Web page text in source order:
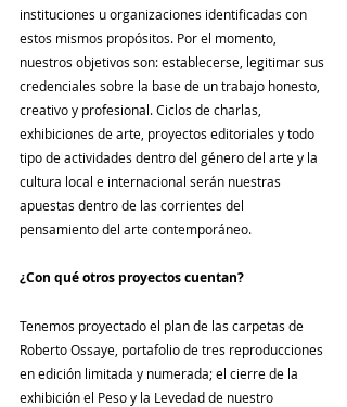
instituciones u organizaciones identificadas con
estos mismos propósitos. Por el momento,
nuestros objetivos son: establecerse, legitimar sus
credenciales sobre la base de un trabajo honesto,
creativo y profesional. Ciclos de charlas,
exhibiciones de arte, proyectos editoriales y todo
tipo de actividades dentro del género del arte y la
cultura local e internacional serán nuestras
apuestas dentro de las corrientes del
pensamiento del arte contemporáneo.
¿Con qué otros proyectos cuentan?
Tenemos proyectado el plan de las carpetas de
Roberto Ossaye, portafolio de tres reproducciones
en edición limitada y numerada; el cierre de la
exhibición el Peso y la Levedad de nuestro